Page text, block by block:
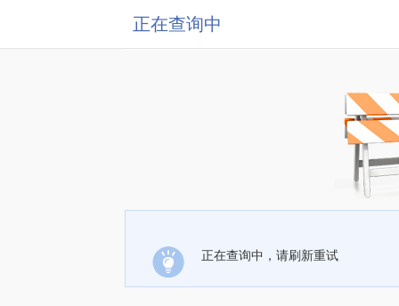
正在查询中
正在查询中，请刷新重试